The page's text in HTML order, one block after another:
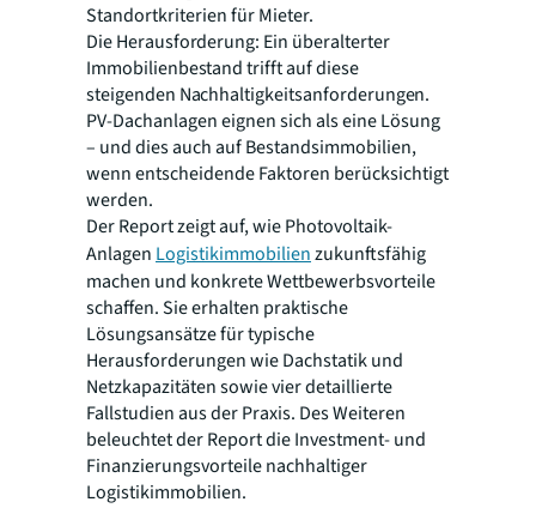
Standortkriterien für Mieter.
Die Herausforderung: Ein überalterter
Immobilienbestand trifft auf diese
steigenden Nachhaltigkeitsanforderungen.
PV-Dachanlagen eignen sich als eine Lösung
– und dies auch auf Bestandsimmobilien,
wenn entscheidende Faktoren berücksichtigt
werden.
Der Report zeigt auf, wie Photovoltaik-
Anlagen Logistikimmobilienzukunftsfähig
machen und konkrete Wettbewerbsvorteile
schaffen. Sie erhalten praktische
Lösungsansätze für typische
Herausforderungen wie Dachstatik und
Netzkapazitäten sowie vier detaillierte
Fallstudien aus der Praxis. Des Weiteren
beleuchtet der Report die Investment- und
Finanzierungsvorteile nachhaltiger
Logistikimmobilien.